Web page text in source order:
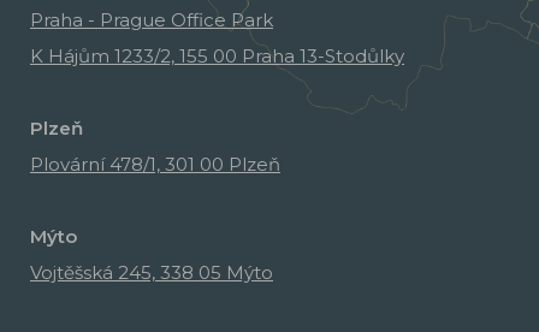
Praha - Prague Office Park
K Hájům 1233/2, 155 00 Praha 13-Stodůlky
Plzeň
Plovární 478/1, 301 00 Plzeň
Mýto
Vojtěšská 245, 338 05 Mýto